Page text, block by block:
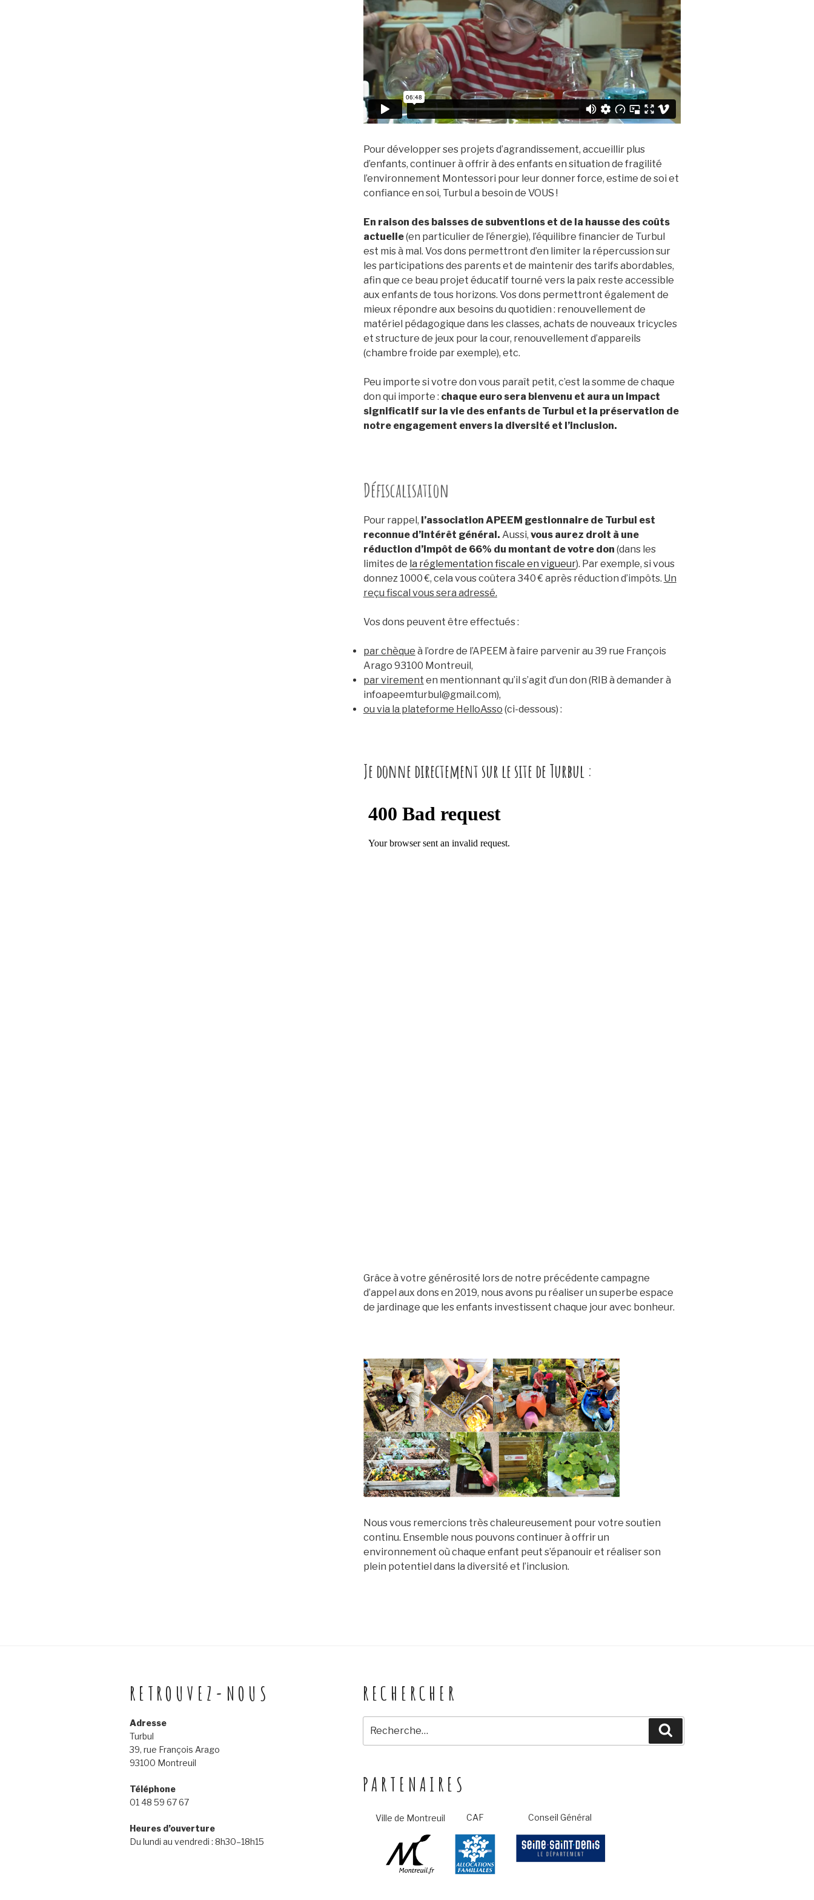
Pour développer ses projets d’agrandissement, accueillir plus
d’enfants, continuer à offrir à des enfants en situation de fragilité
l’environnement Montessori pour leur donner force, estime de soi et
confiance en soi, Turbul a besoin de VOUS !
En raison des baisses de subventions et de la hausse des coûts
actuelle(en particulier de l’énergie), l’équilibre financier de Turbul
est mis à mal. Vos dons permettront d’en limiter la répercussion sur
les participations des parents et de maintenir des tarifs abordables,
afin que ce beau projet éducatif tourné vers la paix reste accessible
aux enfants de tous horizons. Vos dons permettront également de
mieux répondre aux besoins du quotidien : renouvellement de
matériel pédagogique dans les classes, achats de nouveaux tricycles
et structure de jeux pour la cour, renouvellement d’appareils
(chambre froide par exemple), etc.
Peu importe si votre don vous paraît petit, c’est la somme de chaque
don qui importe : chaque euro sera bienvenu et aura un impact
significatif sur la vie des enfants de Turbul et la préservation de
notre engagement envers la diversité et l’inclusion.
Défiscalisation
Pour rappel, l’association APEEM gestionnaire de Turbul est
reconnue d’intérêt général. Aussi, vous aurez droit à une
réduction d’impôt de 66% du montant de votre don (dans les
limites de la réglementation fiscale en vigueur). Par exemple, si vous
donnez 1000 €, cela vous coûtera 340 € après réduction d’impôts. Un
reçu fiscal vous sera adressé.
Vos dons peuvent être effectués :
par chèque à l’ordre de l’APEEM à faire parvenir au 39 rue François
Arago 93100 Montreuil,
par virement en mentionnant qu’il s’agit d’un don (RIB à demander à
infoapeemturbul@gmail.com),
ou via la plateforme HelloAsso (ci-dessous) :
Je donne directement sur le site de Turbul :
Grâce à votre générosité lors de notre précédente campagne
d’appel aux dons en 2019, nous avons pu réaliser un superbe espace
de jardinage que les enfants investissent chaque jour avec bonheur.
Nous vous remercions très chaleureusement pour votre soutien
continu. Ensemble nous pouvons continuer à offrir un
environnement où chaque enfant peut s’épanouir et réaliser son
plein potentiel dans la diversité et l’inclusion.
RETROUVEZ-NOUS
Adresse
Turbul
39, rue François Arago
93100 Montreuil
Téléphone
01 48 59 67 67
Heures d’ouverture
Du lundi au vendredi : 8h30–18h15
RECHERCHER
pour
:
PARTENAIRES
Ville de Montreuil CAF Conseil Général